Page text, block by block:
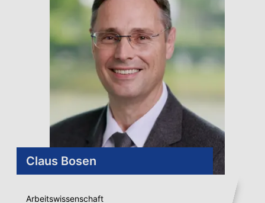
Claus Bosen
Arbeitswissenschaft